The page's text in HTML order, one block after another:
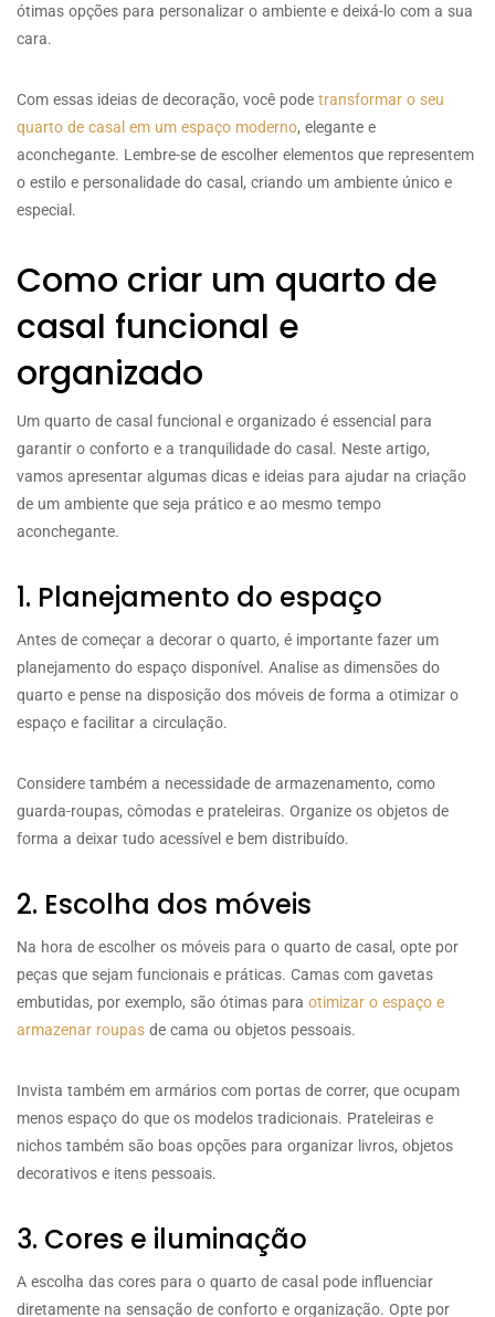
ótimas opções para personalizar o ambiente e deixá-lo com a sua
cara.
Com essas ideias de decoração, você pode transformar o seu
quarto de casal em um espaço moderno, elegante e
aconchegante. Lembre-se de escolher elementos que representem
o estilo e personalidade do casal, criando um ambiente único e
especial.
Como criar um quarto de
casal funcional e
organizado
Um quarto de casal funcional e organizado é essencial para
garantir o conforto e a tranquilidade do casal. Neste artigo,
vamos apresentar algumas dicas e ideias para ajudar na criação
de um ambiente que seja prático e ao mesmo tempo
aconchegante.
1. Planejamento do espaço
Antes de começar a decorar o quarto, é importante fazer um
planejamento do espaço disponível. Analise as dimensões do
quarto e pense na disposição dos móveis de forma a otimizar o
espaço e facilitar a circulação.
Considere também a necessidade de armazenamento, como
guarda-roupas, cômodas e prateleiras. Organize os objetos de
forma a deixar tudo acessível e bem distribuído.
2. Escolha dos móveis
Na hora de escolher os móveis para o quarto de casal, opte por
peças que sejam funcionais e práticas. Camas com gavetas
embutidas, por exemplo, são ótimas para otimizar o espaço e
armazenar roupas de cama ou objetos pessoais.
Invista também em armários com portas de correr, que ocupam
menos espaço do que os modelos tradicionais. Prateleiras e
nichos também são boas opções para organizar livros, objetos
decorativos e itens pessoais.
3. Cores e iluminação
A escolha das cores para o quarto de casal pode influenciar
diretamente na sensação de conforto e organização. Opte por